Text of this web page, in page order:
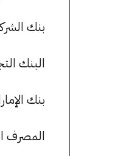
بنك الشركة
البنك التجاري
بنك الإمارات
المصرف العربي